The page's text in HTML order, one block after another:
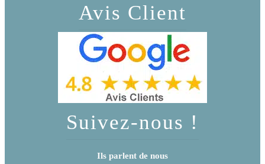
Avis Client
Suivez-nous !
Ils parlent de nous